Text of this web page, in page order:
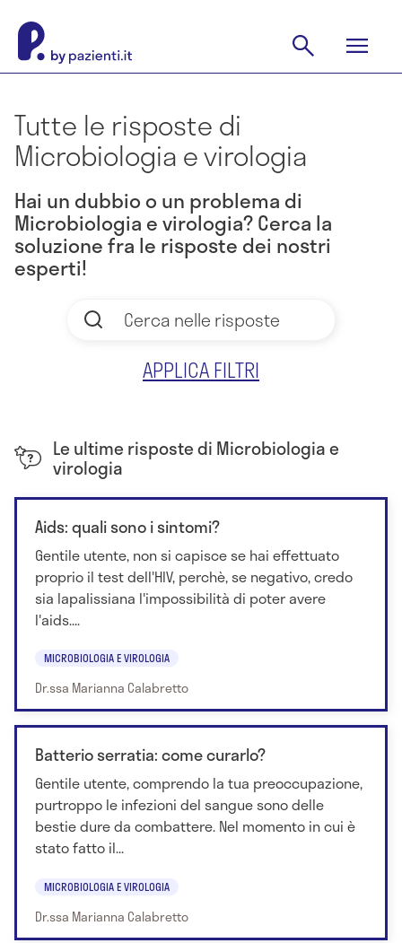
Tutte le risposte di
Microbiologia e virologia
Hai un dubbio o un problema di
Microbiologia e virologia? Cerca la
soluzione fra le risposte dei nostri
esperti!
APPLICA FILTRI
Le ultime risposte di Microbiologia e
virologia
Aids: quali sono i sintomi?
Gentile utente, non si capisce se hai effettuato
proprio il test dell'HIV, perchè, se negativo, credo
sia lapalissiana l'impossibilità di poter avere
l'aids....
MICROBIOLOGIA E VIROLOGIA
Dr.ssa Marianna Calabretto
Batterio serratia: come curarlo?
Gentile utente, comprendo la tua preoccupazione,
purtroppo le infezioni del sangue sono delle
bestie dure da combattere. Nel momento in cui è
stato fatto il...
MICROBIOLOGIA E VIROLOGIA
Dr.ssa Marianna Calabretto